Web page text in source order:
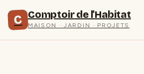
C Comptoir de l'Habitat
MAISON · JARDIN · PROJETS